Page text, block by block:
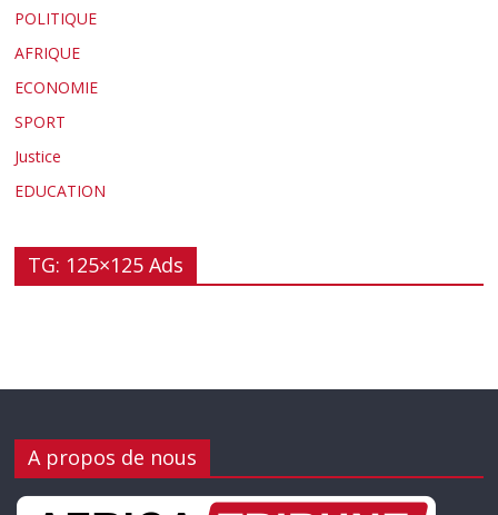
POLITIQUE
AFRIQUE
ECONOMIE
SPORT
Justice
EDUCATION
TG: 125×125 Ads
A propos de nous